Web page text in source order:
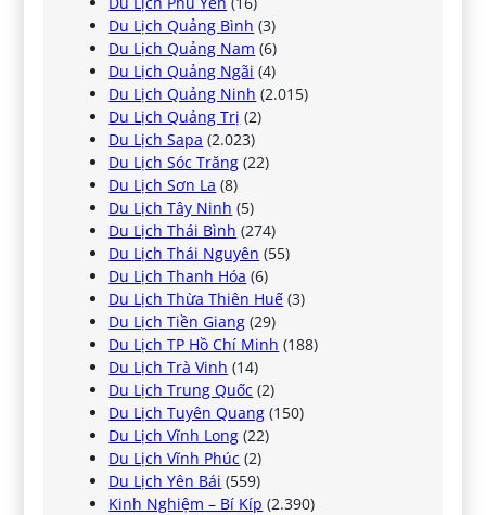
Du Lịch Quảng Bình (3)
Du Lịch Quảng Nam (6)
Du Lịch Quảng Ngãi (4)
Du Lịch Quảng Ninh (2.015)
Du Lịch Quảng Trị (2)
Du Lịch Sapa (2.023)
Du Lịch Sóc Trăng (22)
Du Lịch Sơn La (8)
Du Lịch Tây Ninh (5)
Du Lịch Thái Bình (274)
Du Lịch Thái Nguyên (55)
Du Lịch Thanh Hóa (6)
Du Lịch Thừa Thiên Huế (3)
Du Lịch Tiền Giang (29)
Du Lịch TP Hồ Chí Minh (188)
Du Lịch Trà Vinh (14)
Du Lịch Trung Quốc (2)
Du Lịch Tuyên Quang (150)
Du Lịch Vĩnh Long (22)
Du Lịch Vĩnh Phúc (2)
Du Lịch Yên Bái (559)
Kinh Nghiệm – Bí Kíp (2.390)